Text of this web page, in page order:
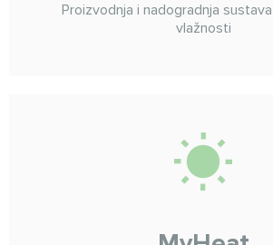
Proizvodnja i nadogradnja
vlažnosti